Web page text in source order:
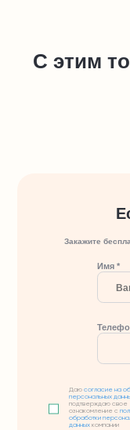
С этим
Закажите
Имя *
Даюсогласие на
персональных
подтверждаю свое
ознакомление с
обработки
данных компании